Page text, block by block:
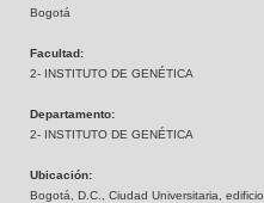
Bogotá
Facultad:
2- INSTITUTO DE GENÉTICA
Departamento:
2- INSTITUTO DE GENÉTICA
Ubicación:
Bogotá, D.C., Ciudad Universitaria, edificio